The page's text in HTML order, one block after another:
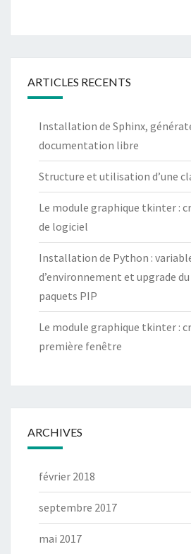
ARTICLES RECENTS
Installation de Sphinx,
documentation libre
Structure et utilisation d’une
Le module graphique tkinter :
de logiciel
Installation de Python :
d’environnement et upgrade
paquets PIP
Le module graphique tkinter :
première fenêtre
ARCHIVES
février 2018
septembre 2017
mai 2017